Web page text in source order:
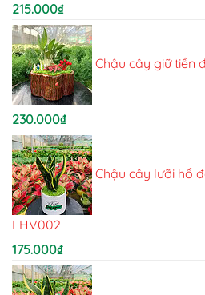
215.000₫
Chậu cây giữ tiền
230.000₫
Chậu cây lưỡi hổ
LHV002
175.000₫